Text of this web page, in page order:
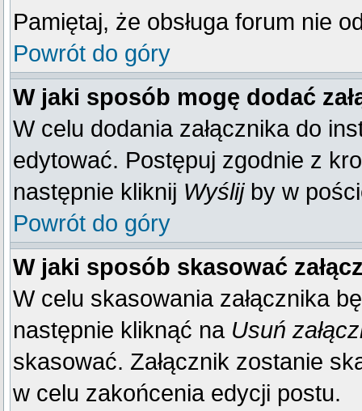
Pamiętaj, że obsługa forum nie
Powrót do góry
W jaki sposób mogę dodać
W celu dodania załącznika do
edytować. Postępuj zgodnie z
następnie kliknij Wyślijby w
Powrót do góry
W jaki sposób skasować
W celu skasowania załącznika
następnie kliknąć na Usuń
skasować. Załącznik zostanie
w celu zakońcenia edycji postu.